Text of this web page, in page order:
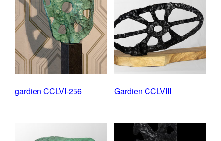
gardien CCLVI-256 Gardien CCLVIII